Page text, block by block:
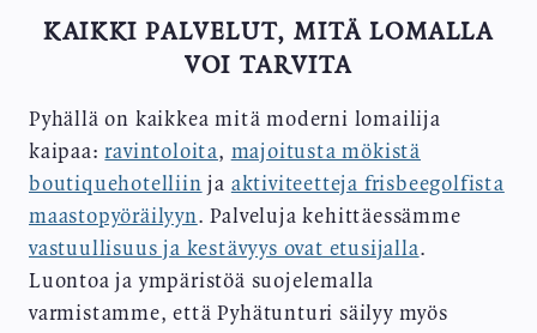
KAIKKI PALVELUT, MITÄ LOMALLA
VOI TARVITA
Pyhällä on kaikkea mitä moderni lomailija
kaipaa: ravintoloita, majoitusta mökistä
boutiquehotelliin ja aktiviteetteja frisbeegolfista
maastopyöräilyyn. Palveluja kehittäessämme
vastuullisuus ja kestävyys ovat etusijalla.
Luontoa ja ympäristöä suojelemalla
varmistamme, että Pyhätunturi säilyy myös